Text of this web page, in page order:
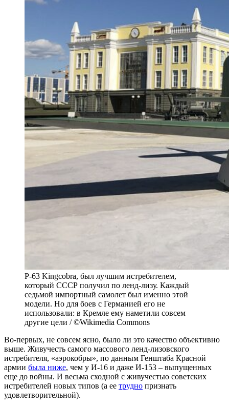
P-63 Kingcobra, был лучшим истребителем,
который СССР получил по ленд-лизу. Каждый
седьмой импортный самолет был именно этой
модели. Но для боев с Германией его не
использовали: в Кремле ему наметили совсем
другие цели / ©Wikimedia Commons
Во-первых, не совсем ясно, было ли это качество объективно
выше. Живучесть самого массового ленд-лизовского
истребителя, «аэрокобры», по данным Генштаба Красной
армии была ниже, чем у И-16 и даже И-153 – выпущенных
еще до войны. И весьма сходной с живучестью советских
истребителей новых типов (а ее трудно признать
удовлетворительной).